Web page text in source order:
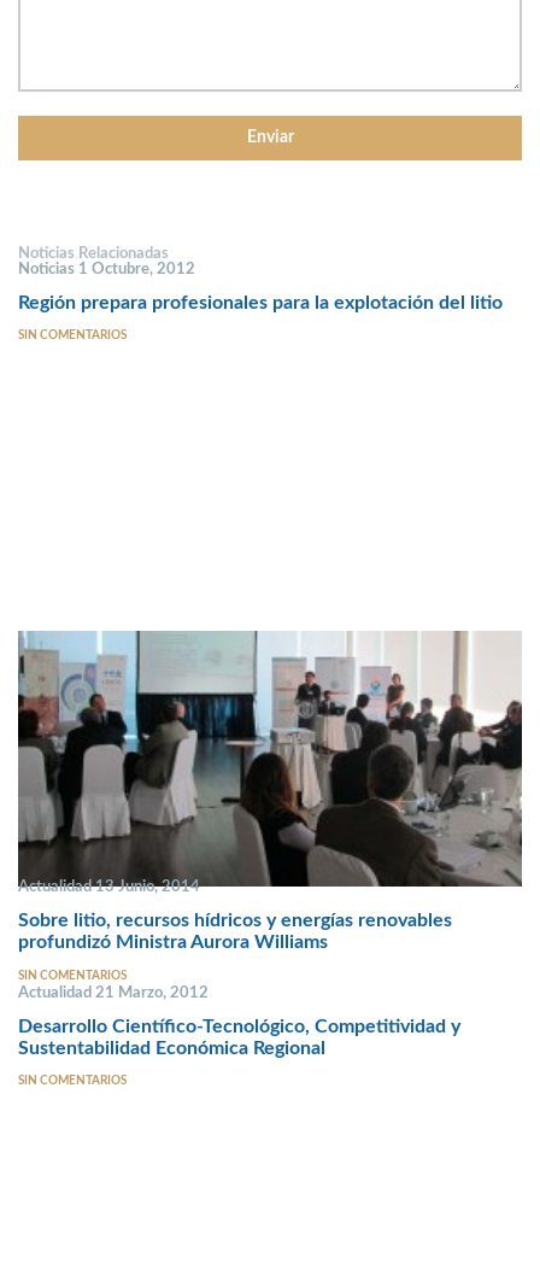
Noticias Relacionadas
Noticias 1 Octubre, 2012
Región prepara profesionales para la explotación del litio
SIN COMENTARIOS
Actualidad 13 Junio, 2014
Sobre litio, recursos hídricos y energías renovables
profundizó Ministra Aurora Williams
SIN COMENTARIOS
Actualidad 21 Marzo, 2012
Desarrollo Científico-Tecnológico, Competitividad y
Sustentabilidad Económica Regional
SIN COMENTARIOS